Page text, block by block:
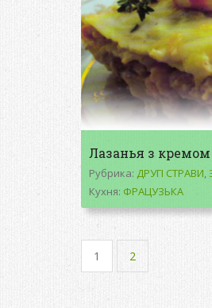
Лазанья з кремом
Рубрика: ДРУГІ СТРАВИ,
Кухня: ФРАЦУЗЬКА
1 2